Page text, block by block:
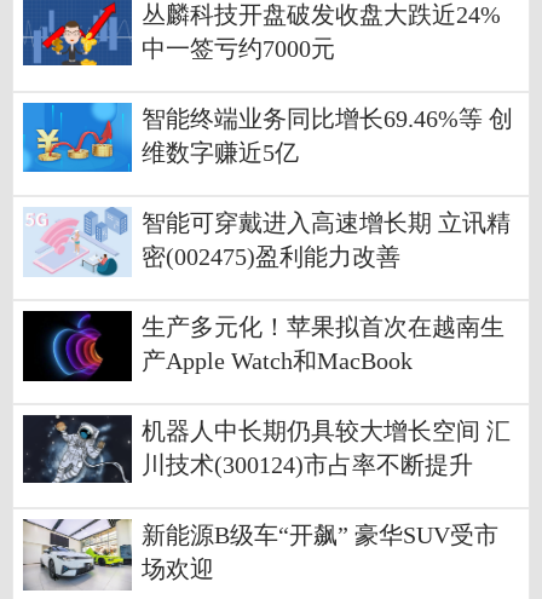
丛麟科技开盘破发收盘大跌近24%
中一签亏约7000元
智能终端业务同比增长69.46%等 创
维数字赚近5亿
智能可穿戴进入高速增长期 立讯精
密(002475)盈利能力改善
生产多元化！苹果拟首次在越南生
产Apple Watch和MacBook
机器人中长期仍具较大增长空间 汇
川技术(300124)市占率不断提升
新能源B级车“开飙” 豪华SUV受市
场欢迎